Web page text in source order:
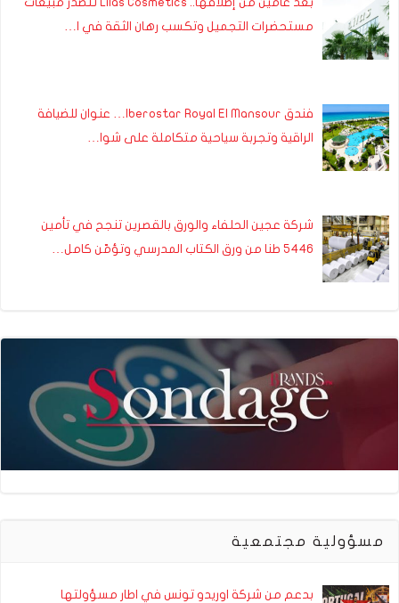
مستحضرات التجميل وتكسب رهان الثقة في ا…
فندق Iberostar Royal El Mansour… عنوان للضيافة
الراقية وتجربة سياحية متكاملة على شوا…
شركة عجين الحلفاء والورق بالقصرين تنجح في تأمين
5446 طنا من ورق الكتاب المدرسي وتؤمّن كامل…
مسؤولية مجتمعية
بدعم من شركة اوريدو تونس في اطار مسؤولتها